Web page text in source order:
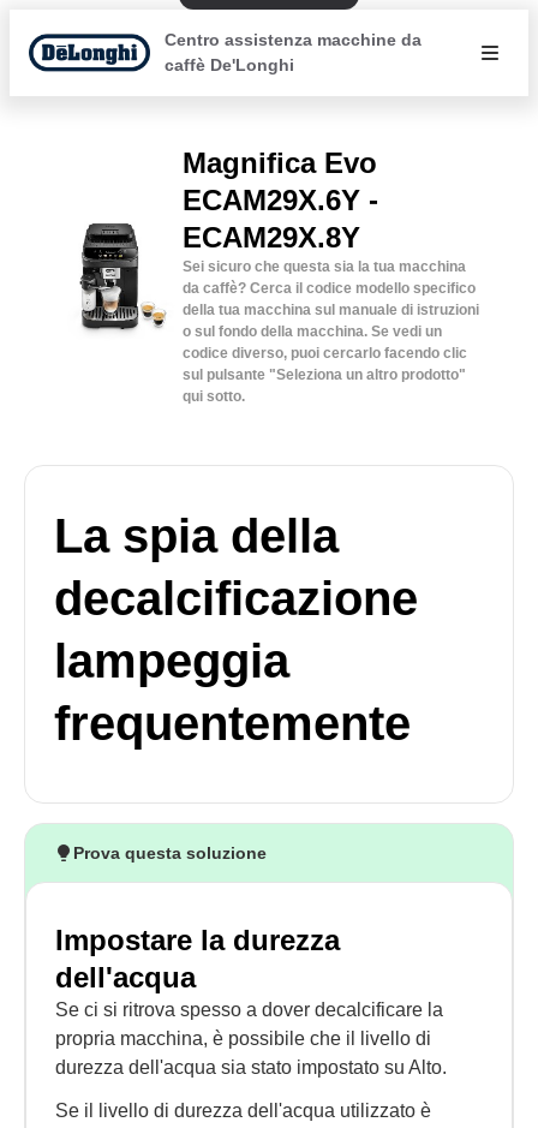
Centro assistenza macchine da
caffè De'Longhi
Magnifica Evo
ECAM29X.6Y -
ECAM29X.8Y
Sei sicuro che questa sia la tua macchina
da caffè? Cerca il codice modello specifico
della tua macchina sul manuale di istruzioni
o sul fondo della macchina. Se vedi un
codice diverso, puoi cercarlo facendo clic
sul pulsante "Seleziona un altro prodotto"
qui sotto.
La spia della
decalcificazione
lampeggia
frequentemente
Prova questa soluzione
Impostare la durezza
dell'acqua
Se ci si ritrova spesso a dover decalcificare la
propria macchina, è possibile che il livello di
durezza dell'acqua sia stato impostato su Alto.
Se il livello di durezza dell'acqua utilizzato è